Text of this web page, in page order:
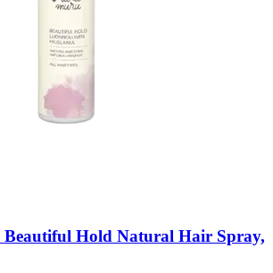
Beautiful Hold Natural Hair Spray,